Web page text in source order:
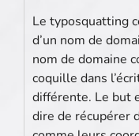
Le typosquatting
d’un nom de
nom de domaine
coquille dans
différente. Le but
dire de récupérer